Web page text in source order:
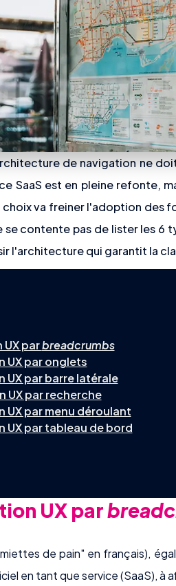
de navigation ne
SaaS est en pleine refonte,
choix va freiner l'adoption des
contente pas de lister les 6
l'architecture qui garantit la
parbreadcrumbs
UX par onglets
UX par barre latérale
UX par recherche
UX par menu déroulant
UX par tableau de bord
UX par
de pain" en français),
en tant que service (SaaS), à